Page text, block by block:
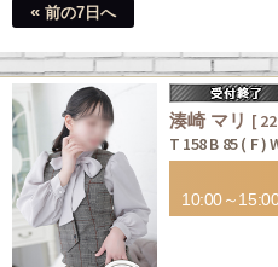
« 前の7日へ
湊崎 マリ [
T 158 B 85 ( F )
10:00～